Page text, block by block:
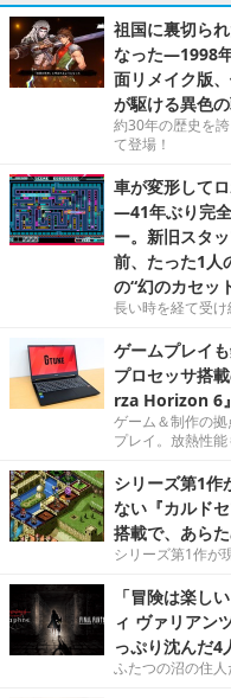
祖国に裏切ら
なった―1998
面リメイク版
が駆ける異色
約30年の歴史を
て登場！
車が変形して
―41年ぶり完
ー。新旧スタ
前、たった1人
の“幻のカセッ
長い時を経て受け
ゲームプレイ
プロセッサ搭
rza Horizon 6
ゲーム＆制作の
プレイ。放熱性
シリーズ第1作
ない『カルド
搭載で、あら
シリーズ第1作が
「冒険は楽し
ィ ヴァリアン
っぷり沈んだ4
ふたつの沼の住人